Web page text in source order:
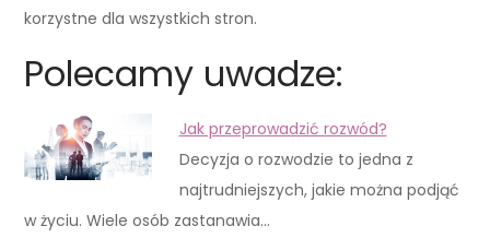
korzystne dla wszystkich stron.
Polecamy uwadze:
Jak przeprowadzić rozwód?
Decyzja o rozwodzie to jedna z
najtrudniejszych, jakie można podjąć
w życiu. Wiele osób zastanawia…